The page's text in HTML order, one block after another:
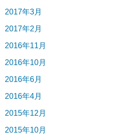
2017年3月
2017年2月
2016年11月
2016年10月
2016年6月
2016年4月
2015年12月
2015年10月